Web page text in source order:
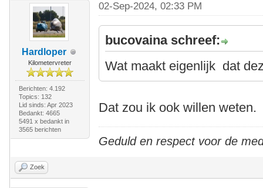
Hardloper
Kilometervreter
Berichten: 4.192
Topics: 132
Lid sinds: Apr 2023
Bedankt: 4665
5491 x bedankt in
3565 berichten
02-Sep-2024, 02:33 PM
bucovaina schreef:
Wat maakt eigenlijk dat
Dat zou ik ook willen weten.
Geduld en respect voor de
Zoek